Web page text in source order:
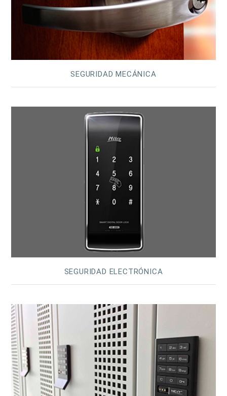
SEGURIDAD MECÁNICA
SEGURIDAD ELECTRÓNICA